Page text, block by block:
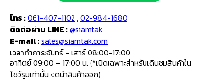
โทร :061-407-1102 ,02-984-1680
ติดต่อผ่าน LINE :@siamtak
E-mail :sales@siamtak.com
เวลาทำการ:จันทร์ - เสาร์ 08:00-17:00
อาทิตย์ 09:00 – 17:00 น. (*เปิดเฉพาะสำหรับเดินชมสินค้าใน
โชว์รูมเท่านั้น งดนำสินค้าออก)